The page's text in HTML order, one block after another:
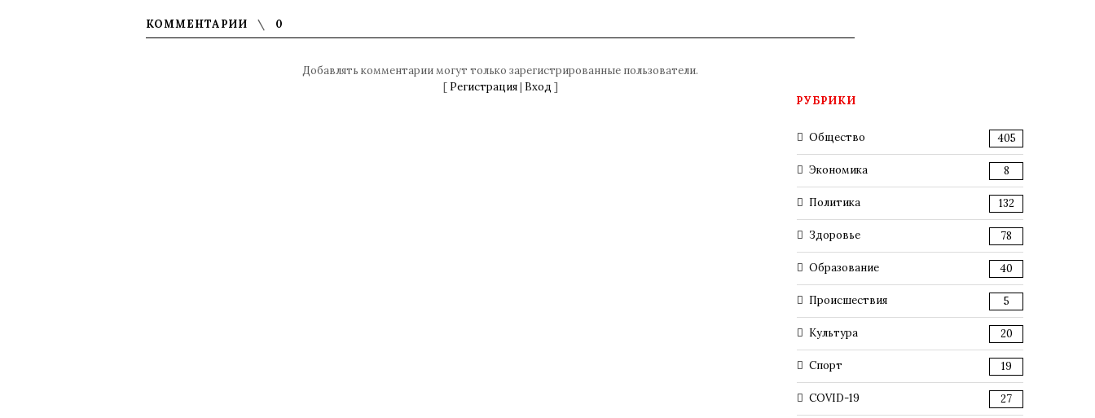
КОММЕНТАРИИ 0
Добавлять комментарии могут только зарегистрированные пользователи.
[ Регистрация| Вход ]
РУБРИКИ
Общество 405
Экономика 8
Политика 132
Здоровье 78
Образование 40
Происшествия 5
Культура 20
Спорт 19
COVID-19 27